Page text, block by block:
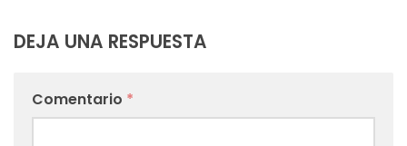
DEJA UNA RESPUESTA
Comentario *